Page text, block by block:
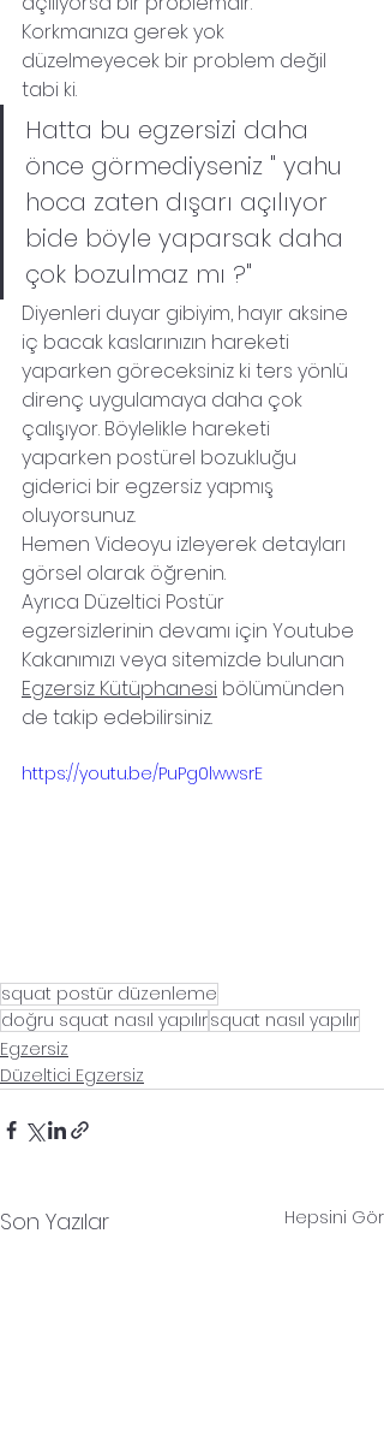
Korkmanıza gerek yok
düzelmeyecek bir problem değil
tabi ki.
Hatta bu egzersizi daha
önce görmediyseniz " yahu
hoca zaten dışarı açılıyor
bide böyle yaparsak daha
çok bozulmaz mı ?"
Diyenleri duyar gibiyim, hayır aksine
iç bacak kaslarınızın hareketi
yaparken göreceksiniz ki ters yönlü
direnç uygulamaya daha çok
çalışıyor. Böylelikle hareketi
yaparken postürel bozukluğu
giderici bir egzersiz yapmış
oluyorsunuz.
Hemen Videoyu izleyerek detayları
görsel olarak öğrenin.
Ayrıca Düzeltici Postür
egzersizlerinin devamı için Youtube
Kakanımızı veya sitemizde bulunan
Egzersiz Kütüphanesi bölümünden
de takip edebilirsiniz.
https://youtu.be/PuPg0lwwsrE
squat postür düzenleme
doğru squat nasıl yapılırsquat nasıl yapılır
Egzersiz
Düzeltici Egzersiz
Son Yazılar Hepsini Gör